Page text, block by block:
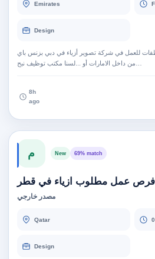
Emirates
Design
للعمل في شركة تصوير أزياء في دبي بزنس باي
8h
ago
م New 69% match
فرص عمل مطلوب ازياء في قطر
مصدر خارجي
Qatar 0
Design